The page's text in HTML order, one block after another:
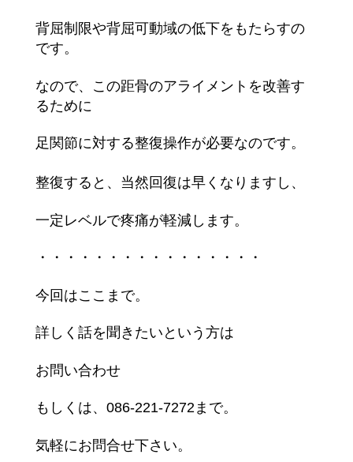
背屈制限や背屈可動域の低下をもたらすの
です。
なので、この距骨のアライメントを改善す
るために
足関節に対する整復操作が必要なのです。
整復すると、当然回復は早くなりますし、
一定レベルで疼痛が軽減します。
・・・・・・・・・・・・・・・・
今回はここまで。
詳しく話を聞きたいという方は
お問い合わせ
もしくは、086-221-7272まで。
気軽にお問合せ下さい。